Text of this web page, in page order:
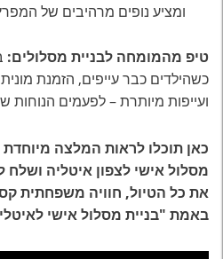
ומציע נופים מרהיבים של
טיפ מהמומחה לבניית מסלולים:
כשהילדים כבר עייפים, הזמנת
ועייפות מיותרת – לפעמים
כאן תוכלו לראות המלצה
מסלול אישי לצפון איטליה
את כל הטיול, חוויה משפחתית
באמת "בניית מסלול אישי